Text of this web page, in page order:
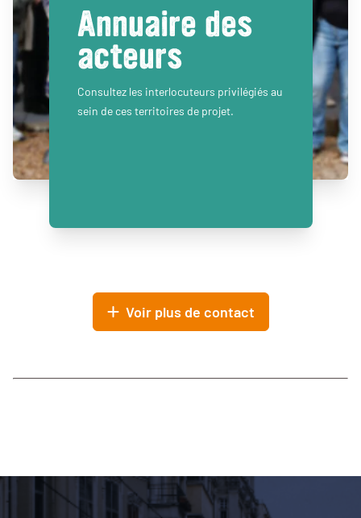
Annuaire des
acteurs
Consultez les interlocuteurs privilégiés au
sein de ces territoires de projet.
Voir plus de contact